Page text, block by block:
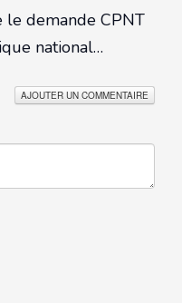
le demande CPNT
national…
AJOUTER UN COMMENTAIRE